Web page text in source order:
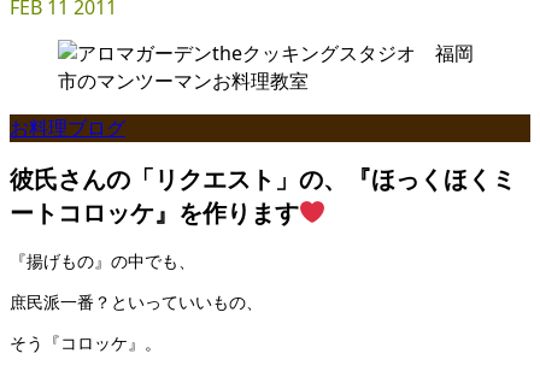
FEB 11 2011
お料理ブログ
彼氏さんの「リクエスト」の、『ほっくほくミ
ートコロッケ』を作ります
『揚げもの』の中でも、
庶民派一番？といっていいもの、
そう『コロッケ』。